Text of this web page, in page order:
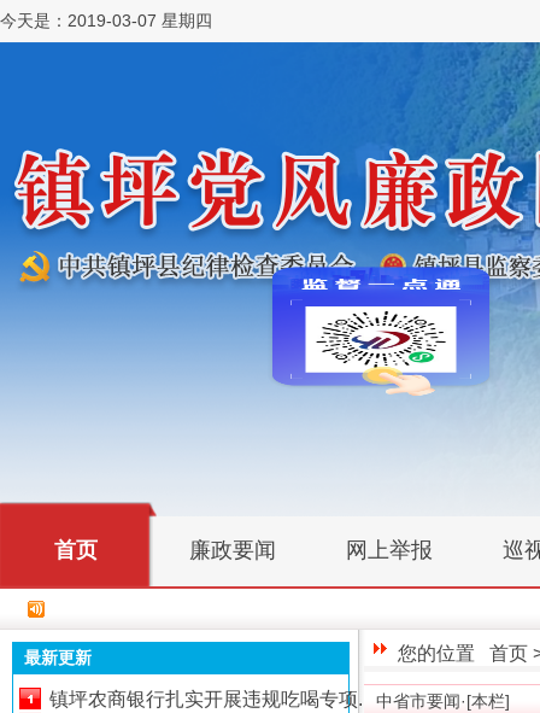
今天是：2019-03-07 星期四
首页 廉政要闻 网上举报 巡
最新更新
镇坪农商银行扎实开展违规吃喝专项...
您的位置 首页
中省市要闻·[本栏]